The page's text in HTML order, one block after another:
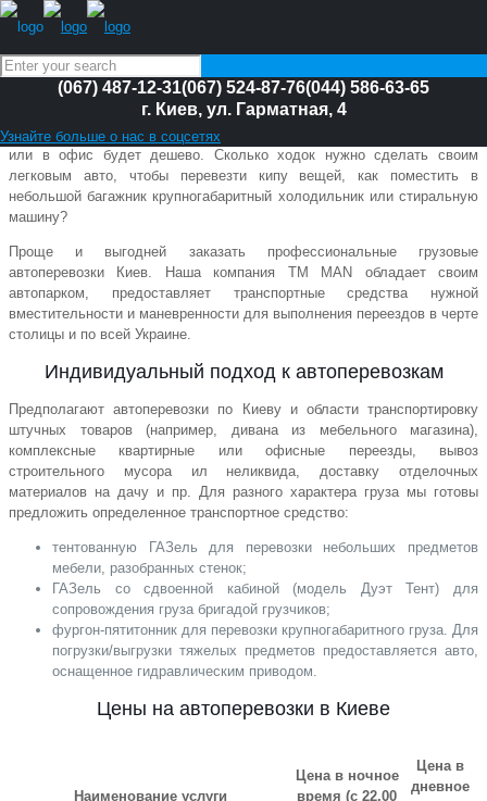
(067) 487-12-31(067) 524-87-76(044) 586-63-65
г. Киев, ул. Гарматная, 4
Узнайте больше о нас в соцсетях
Автоперевозки Киев
Ошибочное мнение, что самостоятельно переехать на новую квартиру
или в офис будет дешево. Сколько ходок нужно сделать своим
легковым авто, чтобы перевезти кипу вещей, как поместить в
небольшой багажник крупногабаритный холодильник или стиральную
машину?
Проще и выгодней заказать профессиональные грузовые
автоперевозки Киев. Наша компания TM MAN обладает своим
автопарком, предоставляет транспортные средства нужной
вместительности и маневренности для выполнения переездов в черте
столицы и по всей Украине.
Индивидуальный подход к автоперевозкам
Предполагают автоперевозки по Киеву и области транспортировку
штучных товаров (например, дивана из мебельного магазина),
комплексные квартирные или офисные переезды, вывоз
строительного мусора ил неликвида, доставку отделочных
материалов на дачу и пр. Для разного характера груза мы готовы
предложить определенное транспортное средство:
тентованную ГАЗель для перевозки небольших предметов
мебели, разобранных стенок;
ГАЗель со сдвоенной кабиной (модель Дуэт Тент) для
сопровождения груза бригадой грузчиков;
фургон-пятитонник для перевозки крупногабаритного груза. Для
погрузки/выгрузки тяжелых предметов предоставляется авто,
оснащенное гидравлическим приводом.
Цены на автоперевозки в Киеве
Наименование услуги
Цена в ночное
время (с 22.00
Цена в
дневное